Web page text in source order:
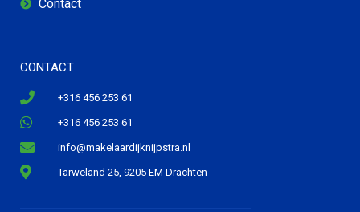
Contact
CONTACT
+316 456 253 61
+316 456 253 61
info@makelaardijknijpstra.nl
Tarweland 25, 9205 EM Drachten